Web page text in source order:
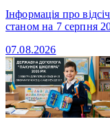
Інформація про
станом на 7 серпня
07.08.2026